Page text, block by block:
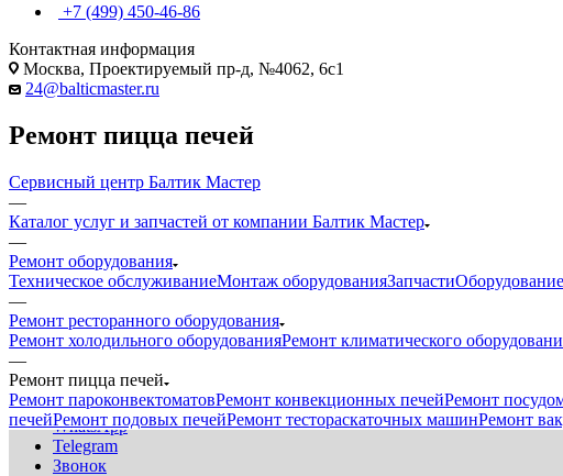
+7 (499) 450-46-86
Контактная информация
Москва, Проектируемый пр-д, №4062, 6с1
24@balticmaster.ru
Ремонт пицца печей
Сервисный центр Балтик Мастер
—
Каталог услуг и запчастей от компании Балтик Мастер
—
Ремонт оборудования
Техническое обслуживаниеМонтаж оборудованияЗапчастиОборудование
—
Ремонт ресторанного оборудования
Ремонт холодильного оборудованияРемонт климатического
—
Ремонт пицца печей
Ремонт пароконвектоматовРемонт конвекционных печейРемонт
печейРемонт подовых печейРемонт тестораскаточных машинРемонт
Работаем с 1993 года
Диагностика и ремонт пицца печей;
Срочный выезд по Москве и Московской области;
Гарантия на проведенные работы и запчасти.
WhatsApp
Telegram
Звонок